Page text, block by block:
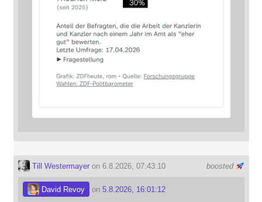
boosted
Till Westermayeron 6.8.2026, 07:43:10
David Revoy on 5.8.2026, 16:01:12